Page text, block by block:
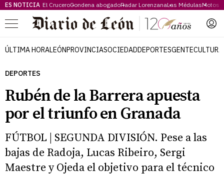
ES NOTICIA El CruceroCondena abogadoRadar LorenzanaLas MédulasMotos
Menú
ÚLTIMA HORALEÓNPROVINCIASOCIEDADDEPORTESGENTECULTURA
DEPORTES
Rubén de la Barrera apuesta
por el triunfo en Granada
FÚTBOL | SEGUNDA DIVISIÓN. Pese a las
bajas de Radoja, Lucas Ribeiro, Sergi
Maestre y Ojeda el objetivo para el técnico